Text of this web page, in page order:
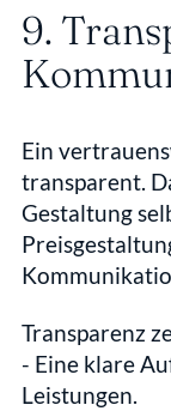
9.
Ein
transparent.
Gestaltung
Transparenz
- Eine klare
Leistungen.